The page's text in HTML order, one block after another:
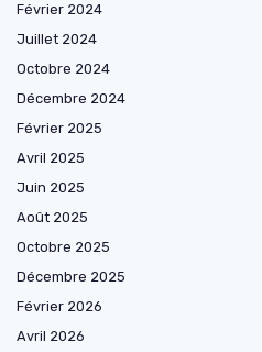
Février 2024
Juillet 2024
Octobre 2024
Décembre 2024
Février 2025
Avril 2025
Juin 2025
Août 2025
Octobre 2025
Décembre 2025
Février 2026
Avril 2026